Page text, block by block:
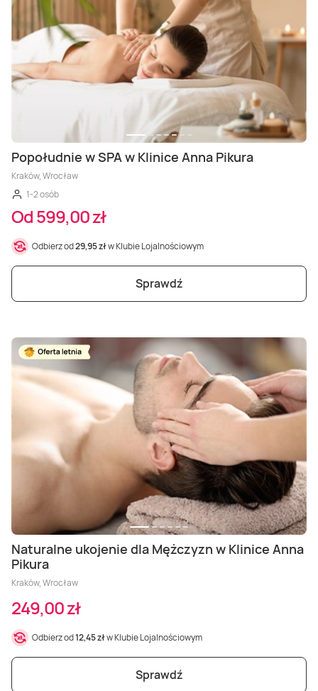
Popołudnie w SPA w Klinice Anna Pikura
Kraków, Wrocław
1-2 osób
Od 599,00 zł
Odbierz od29,95 złw Klubie Lojalnościowym
Sprawdź
Naturalne ukojenie dla Mężczyzn w Klinice Anna
Pikura
Kraków, Wrocław
249,00 zł
Odbierz od12,45 złw Klubie Lojalnościowym
Sprawdź